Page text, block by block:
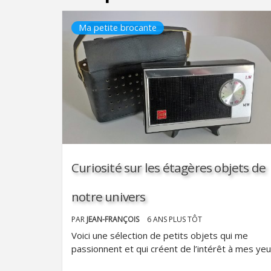
Ma petite brocante
Curiosité sur les étagères objets de
notre univers
PAR JEAN-FRANÇOIS 6 ANS PLUS TÔT
Voici une sélection de petits objets qui me
passionnent et qui créent de l’intérêt à mes